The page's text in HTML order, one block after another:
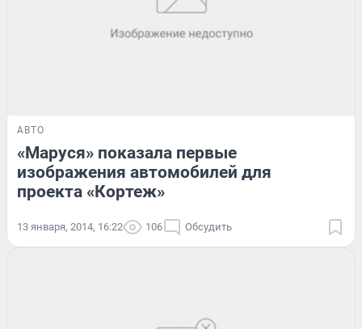
АВТО
«Маруся» показала первые
изображения автомобилей для
проекта «Кортеж»
13 января, 2014, 16:22 106 Обсудить